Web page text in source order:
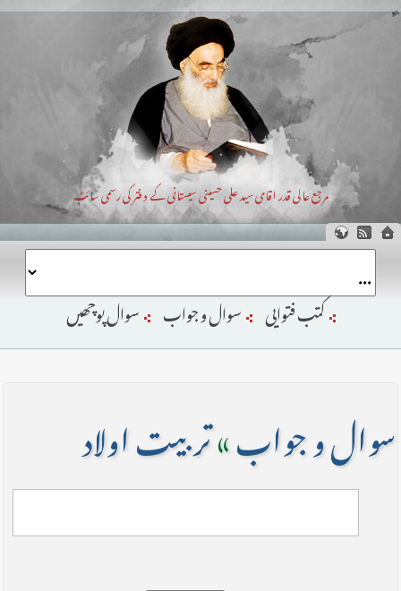
مرجع عالی قدر اقای سید علی حسینی سیستانی کے دفتر کی رسمی سائٹ
کتب فتوایی سوال و جواب سوال پوچھیں
سوال و جواب»تربيت اولاد